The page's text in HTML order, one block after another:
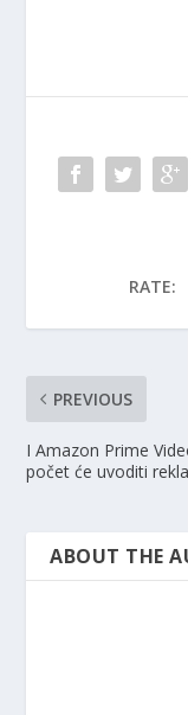
RATE:
PREVIOUS
I Amazon Prime
počet će uvoditi
ABOUT THE